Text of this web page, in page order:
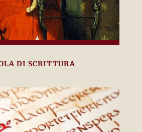
DI SCRITTURA